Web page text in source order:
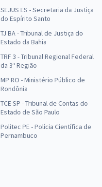
SEJUS ES - Secretaria da Justiça
do Espírito Santo
TJ BA - Tribunal de Justiça do
Estado da Bahia
TRF 3 - Tribunal Regional Federal
da 3ª Região
MP RO - Ministério Público de
Rondônia
TCE SP - Tribunal de Contas do
Estado de São Paulo
Politec PE - Polícia Científica de
Pernambuco